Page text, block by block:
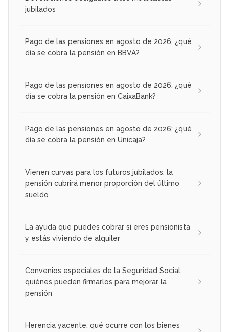
jubilados
Pago de las pensiones en agosto de 2026: ¿qué
día se cobra la pensión en BBVA?
Pago de las pensiones en agosto de 2026: ¿qué
día se cobra la pensión en CaixaBank?
Pago de las pensiones en agosto de 2026: ¿qué
día se cobra la pensión en Unicaja?
Vienen curvas para los futuros jubilados: la
pensión cubrirá menor proporción del último
sueldo
La ayuda que puedes cobrar si eres pensionista
y estás viviendo de alquiler
Convenios especiales de la Seguridad Social:
quiénes pueden firmarlos para mejorar la
pensión
Herencia yacente: qué ocurre con los bienes